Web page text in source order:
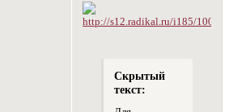
Скрытый
текст: